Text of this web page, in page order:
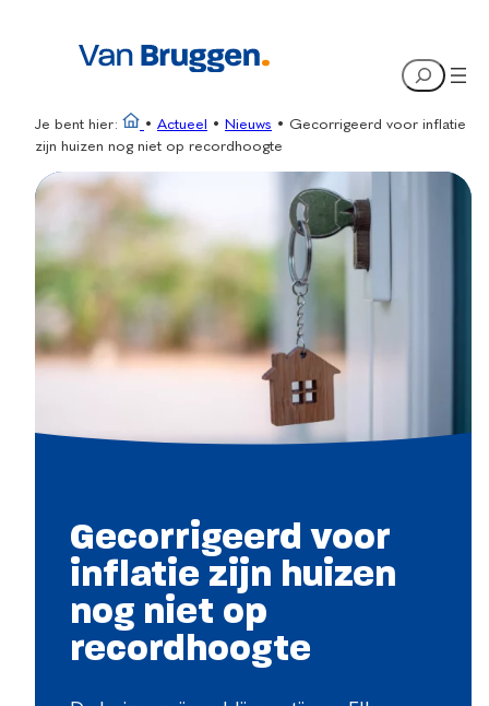
Search
Je bent hier: • Actueel • Nieuws • Gecorrigeerd voor inflatie
zijn huizen nog niet op recordhoogte
Gecorrigeerd voor
inflatie zijn huizen
nog niet op
recordhoogte